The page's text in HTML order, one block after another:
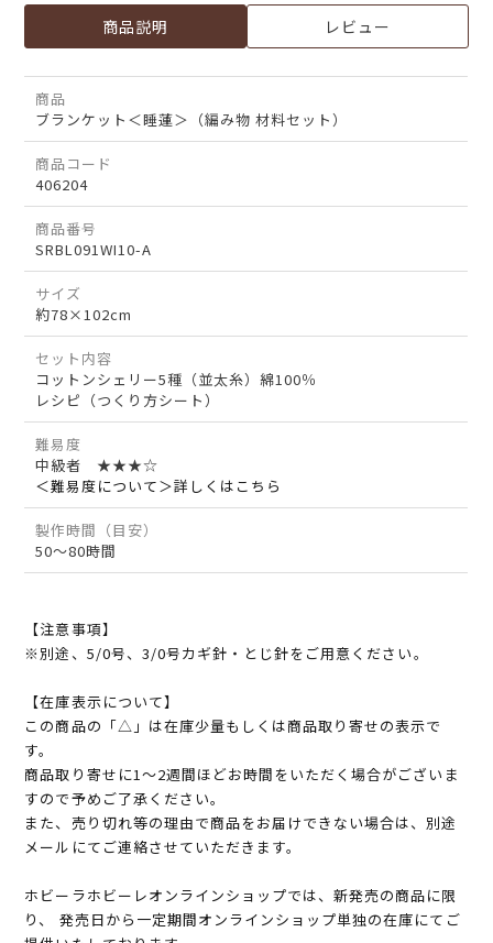
商品説明 レビュー
商品
ブランケット＜睡蓮＞（編み物 材料セット）
商品コード
406204
商品番号
SRBL091WI10-A
サイズ
約78×102cm
セット内容
コットンシェリー5種（並太糸）綿100％
レシピ（つくり方シート）
難易度
中級者 ★★★☆
＜難易度について＞詳しくはこちら
製作時間（目安）
50～80時間
【注意事項】
※別途、5/0号、3/0号カギ針・とじ針をご用意ください。
【在庫表示について】
この商品の「△」は在庫少量もしくは商品取り寄せの表示で
す。
商品取り寄せに1～2週間ほどお時間をいただく場合がございま
すので予めご了承ください。
また、売り切れ等の理由で商品をお届けできない場合は、別途
メールにてご連絡させていただきます。
ホビーラホビーレオンラインショップでは、新発売の商品に限
り、 発売日から一定期間オンラインショップ単独の在庫にてご